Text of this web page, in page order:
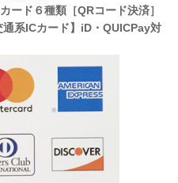
ード６種類［QRコード決済］
系ICカード】iD・QUICPay対